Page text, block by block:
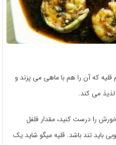
که آن را هم با ماهی می پزند و
می کند.
را درست کنید، مقدار فلفل
باید تند باشد. قلیه میگو شاید یک